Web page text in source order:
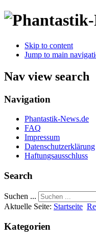
Skip to content
Jump to main
Nav view search
Navigation
Phantastik-News.de
FAQ
Impressum
Datenschutzerklärung
Haftungsausschluss
Search
Suchen ...
Aktuelle Seite: Startseite
Kategorien